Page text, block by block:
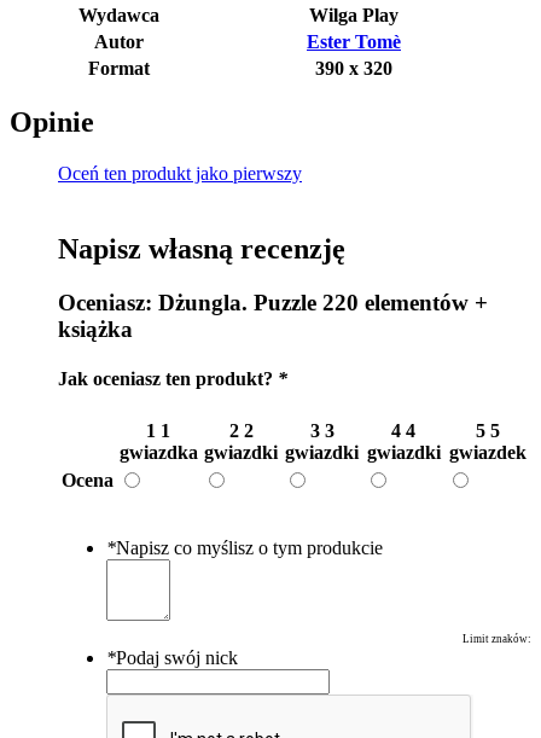
Wydawca
Wilga Play
Autor
Ester Tomè
Format
390 x 320
Opinie
Oceń ten produkt jako pierwszy
Napisz własną recenzję
Oceniasz: Dżungla. Puzzle 220 elementów +
książka
Jak oceniasz ten produkt? *
1 1
gwiazdka
2 2
gwiazdki
3 3
gwiazdki
4 4
gwiazdki
5 5
gwiazdek
Ocena
*Napisz co myślisz o tym produkcie
Limit znaków:
*Podaj swój nick